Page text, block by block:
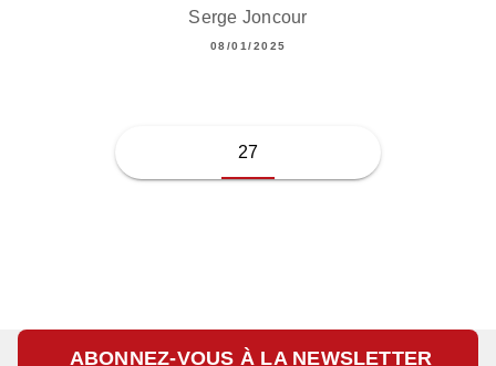
Serge Joncour
08/01/2025
27
ABONNEZ-VOUS À LA NEWSLETTER